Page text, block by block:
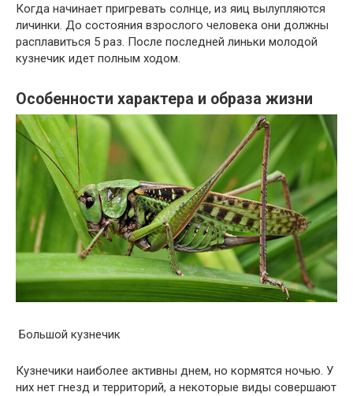
Когда начинает пригревать солнце, из яиц вылупляются
личинки. До состояния взрослого человека они должны
расплавиться 5 раз. После последней линьки молодой
кузнечик идет полным ходом.
Особенности характера и образа жизни
Большой кузнечик
Кузнечики наиболее активны днем, но кормятся ночью. У
них нет гнезд и территорий, а некоторые виды совершают